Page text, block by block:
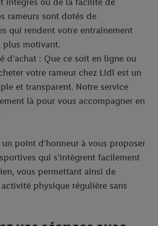
rameurs sont dotés de
qui rendent votre entraînement
motivant.
d'achat : Que ce soit en ligne ou
votre rameur chez Lidl est un
et transparent. Notre service
là pour vous accompagner en
point d'honneur à vous proposer
qui s'intègrent facilement
vous permettant ainsi de
physique régulière sans
sur plusieurs apppareils et plusieurs
terminaux ou plusieurs services de
attribués en utilisant votre adresse e-
cas échéant, d’autres identifiants/identifiants
», vous pouvez autoriser des finalités
de plus amples informations sur le
», vous pouvez autoriser uniquement
nécessaires. En cliquant sur «
durée de conservation des données et votre
consentement à tout moment avec effet
notredéclaration relative à la protection des
les impressions ici.